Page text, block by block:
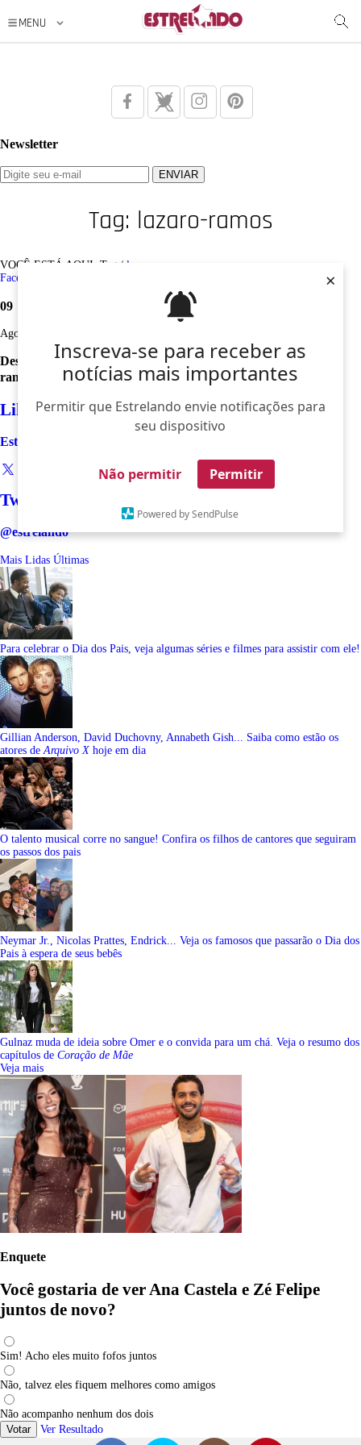
Inscreva-se para receber as
notícias mais importantes
Permitir que Estrelando envie notificações para
seu dispositivo
Não permitir Permitir
Powered by SendPulse
×
Newsletter
Tag: lazaro-ramos
VOCÊ ESTÁ AQUI: Tag / lazaro-ramos
Facebook
09
Ago
Desculpe, não foi encontrado nenhum registro sobre: lazaro-
ramos
Like
Estrelando
Twitter
@estrelando
Mais Lidas Últimas
Para celebrar o Dia dos Pais, veja algumas séries e filmes para assistir com ele!
Gillian Anderson, David Duchovny, Annabeth Gish... Saiba como estão os
atores de Arquivo X hoje em dia
O talento musical corre no sangue! Confira os filhos de cantores que seguiram
os passos dos pais
Neymar Jr., Nicolas Prattes, Endrick... Veja os famosos que passarão o Dia dos
Pais à espera de seus bebês
Gulnaz muda de ideia sobre Omer e o convida para um chá. Veja o resumo dos
capítulos de Coração de Mãe
Veja mais
Enquete
Você gostaria de ver Ana Castela e Zé Felipe
juntos de novo?
Sim! Acho eles muito fofos juntos
Não, talvez eles fiquem melhores como amigos
Não acompanho nenhum dos dois
Votar
Ver Resultado